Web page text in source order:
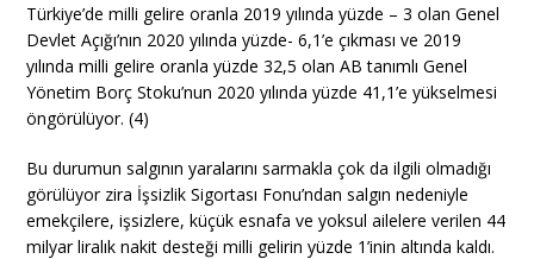
Türkiye’de milli gelire oranla 2019 yılında yüzde – 3 olan Genel
Devlet Açığı’nın 2020 yılında yüzde- 6,1’e çıkması ve 2019
yılında milli gelire oranla yüzde 32,5 olan AB tanımlı Genel
Yönetim Borç Stoku’nun 2020 yılında yüzde 41,1’e yükselmesi
öngörülüyor. (4)
Bu durumun salgının yaralarını sarmakla çok da ilgili olmadığı
görülüyor zira İşsizlik Sigortası Fonu’ndan salgın nedeniyle
emekçilere, işsizlere, küçük esnafa ve yoksul ailelere verilen 44
milyar liralık nakit desteği milli gelirin yüzde 1’inin altında kaldı.